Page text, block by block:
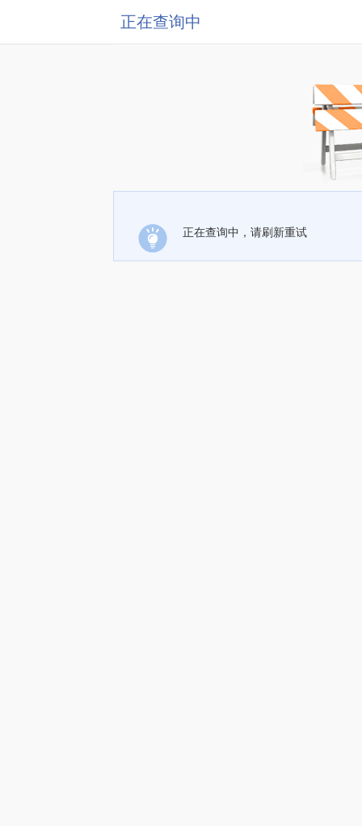
正在查询中
正在查询中，请刷新重试